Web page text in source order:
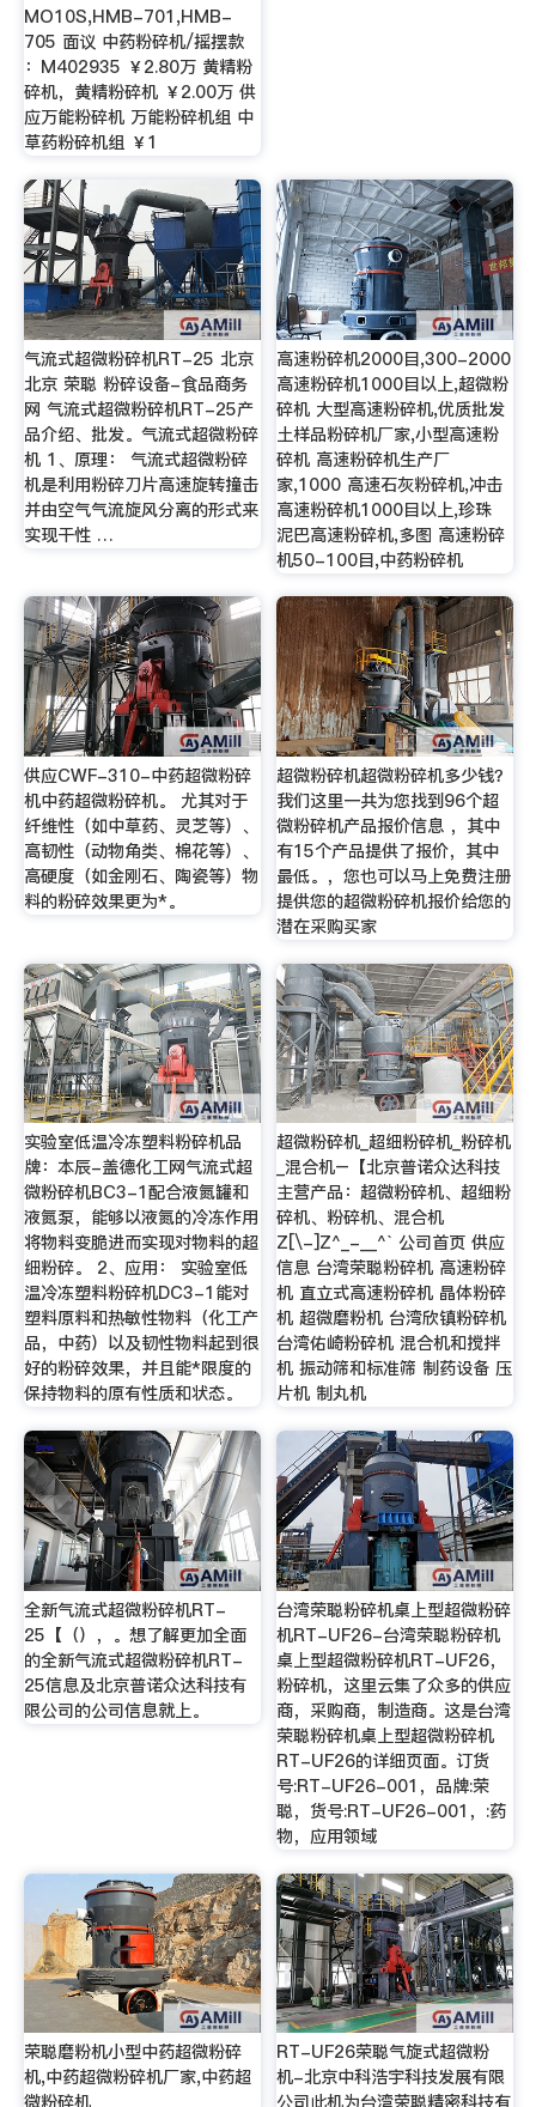
MO10S,HMB-701,HMB-
705 面议 中药粉碎机/摇摆款
：M402935 ￥2.80万 黄精粉
碎机，黄精粉碎机 ￥2.00万 供
应万能粉碎机 万能粉碎机组 中
草药粉碎机组 ￥1
气流式超微粉碎机RT-25 北京
北京 荣聪 粉碎设备-食品商务
网 气流式超微粉碎机RT-25产
品介绍、批发。气流式超微粉碎
机 1、原理： 气流式超微粉碎
机是利用粉碎刀片高速旋转撞击
并由空气气流旋风分离的形式来
实现干性 …
高速粉碎机2000目,300-2000
高速粉碎机1000目以上,超微粉
碎机 大型高速粉碎机,优质批发
土样品粉碎机厂家,小型高速粉
碎机 高速粉碎机生产厂
家,1000 高速石灰粉碎机,冲击
高速粉碎机1000目以上,珍珠
泥巴高速粉碎机,多图 高速粉碎
机50-100目,中药粉碎机
供应CWF-310-中药超微粉碎
机中药超微粉碎机。 尤其对于
纤维性（如中草药、灵芝等）、
高韧性（动物角类、棉花等）、
高硬度（如金刚石、陶瓷等）物
料的粉碎效果更为*。
超微粉碎机超微粉碎机多少钱？
我们这里一共为您找到96个超
微粉碎机产品报价信息 ，其中
有15个产品提供了报价，其中
最低。，您也可以马上免费注册
提供您的超微粉碎机报价给您的
潜在采购买家
实验室低温冷冻塑料粉碎机品
牌：本辰-盖德化工网气流式超
微粉碎机BC3-1配合液氮罐和
液氮泵，能够以液氮的冷冻作用
将物料变脆进而实现对物料的超
细粉碎。 2、应用： 实验室低
温冷冻塑料粉碎机DC3-1能对
塑料原料和热敏性物料（化工产
品，中药）以及韧性物料起到很
好的粉碎效果，并且能*限度的
保持物料的原有性质和状态。
超微粉碎机_超细粉碎机_粉碎机
_混合机–【北京普诺众达科技
主营产品：超微粉碎机、超细粉
碎机、粉碎机、混合机
Z[\-]Z^_-__^` 公司首页 供应
信息 台湾荣聪粉碎机 高速粉碎
机 直立式高速粉碎机 晶体粉碎
机 超微磨粉机 台湾欣镇粉碎机
台湾佑崎粉碎机 混合机和搅拌
机 振动筛和标准筛 制药设备 压
片机 制丸机
全新气流式超微粉碎机RT-
25【（），。想了解更加全面
的全新气流式超微粉碎机RT-
25信息及北京普诺众达科技有
限公司的公司信息就上。
台湾荣聪粉碎机桌上型超微粉碎
机RT-UF26-台湾荣聪粉碎机
桌上型超微粉碎机RT-UF26，
粉碎机，这里云集了众多的供应
商，采购商，制造商。这是台湾
荣聪粉碎机桌上型超微粉碎机
RT-UF26的详细页面。订货
号:RT-UF26-001，品牌:荣
聪，货号:RT-UF26-001，:药
物，应用领域
荣聪磨粉机小型中药超微粉碎
机,中药超微粉碎机厂家,中药超
RT-UF26荣聪气旋式超微粉
机-北京中科浩宇科技发展有限